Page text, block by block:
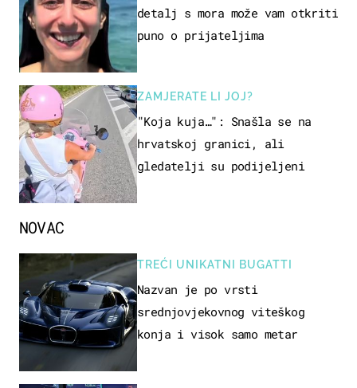
detalj s mora može vam otkriti
puno o prijateljima
ZAMJERATE LI JOJ?
"Koja kuja…": Snašla se na
hrvatskoj granici, ali
gledatelji su podijeljeni
NOVAC
TREĆI UNIKATNI BUGATTI
Nazvan je po vrsti
srednjovjekovnog viteškog
konja i visok samo metar